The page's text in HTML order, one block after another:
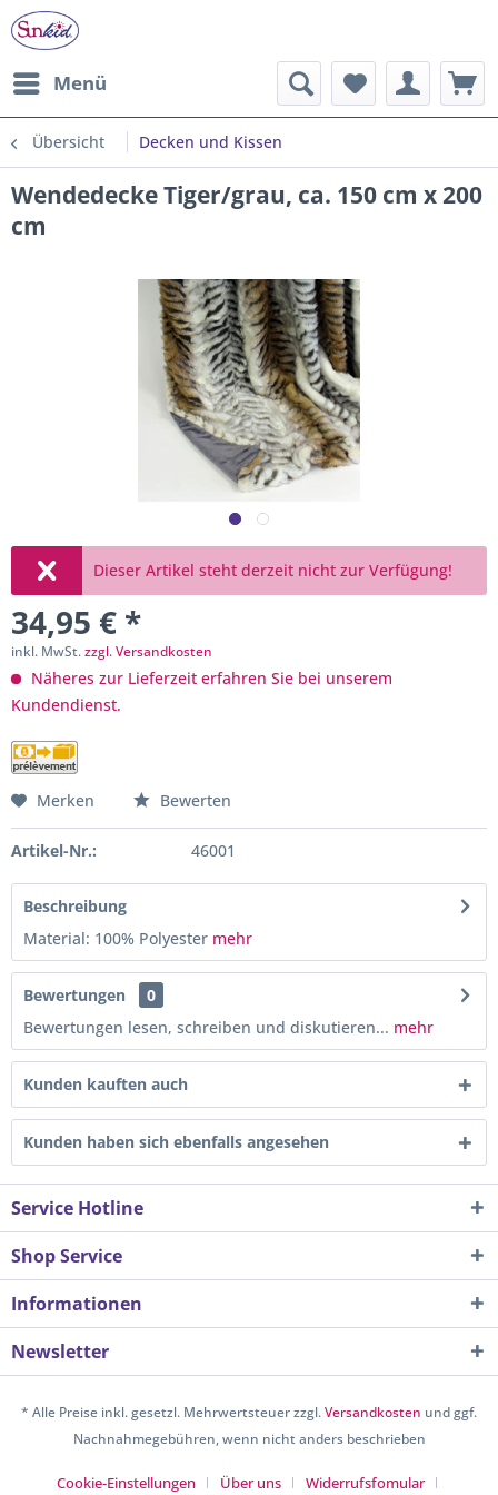
Menü
Übersicht Decken und Kissen
Wendedecke Tiger/grau, ca. 150 cm x 200
cm
Dieser Artikel steht derzeit nicht zur Verfügung!
34,95 € *
inkl. MwSt.zzgl. Versandkosten
Näheres zur Lieferzeit erfahren Sie bei unserem
Kundendienst.
Merken Bewerten
Artikel-Nr.: 46001
Beschreibung
Material: 100% Polyester mehr
Bewertungen
0
Bewertungen lesen, schreiben und diskutieren... mehr
Kunden kauften auch
Kunden haben sich ebenfalls angesehen
Service Hotline
Shop Service
Informationen
Newsletter
* Alle Preise inkl. gesetzl. Mehrwertsteuer zzgl.Versandkosten und ggf.
Nachnahmegebühren, wenn nicht anders beschrieben
Cookie-Einstellungen Über uns Widerrufsfomular